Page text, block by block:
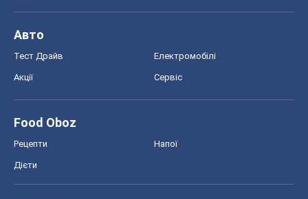
Авто
Тест Драйв Електромобілі
Акції Сервіс
Food Oboz
Рецепти Напої
Дієти